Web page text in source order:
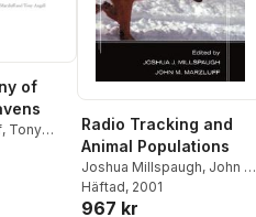
of
, Tony
Radio Tracking and
Animal Populations
Joshua Millspaugh, John M.
Marzluff
Häftad, 2001
967 kr